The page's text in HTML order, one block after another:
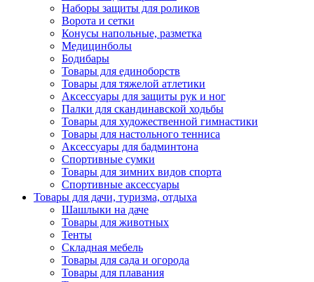
Наборы защиты для роликов
Ворота и сетки
Конусы напольные, разметка
Медицинболы
Бодибары
Товары для единоборств
Товары для тяжелой атлетики
Аксессуары для защиты рук и ног
Палки для скандинавской ходьбы
Товары для художественной гимнастики
Товары для настольного тенниса
Аксессуары для бадминтона
Спортивные сумки
Товары для зимних видов спорта
Спортивные аксессуары
Товары для дачи, туризма, отдыха
Шашлыки на даче
Товары для животных
Тенты
Складная мебель
Товары для сада и огорода
Товары для плавания